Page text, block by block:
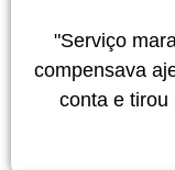
"Serviço
compensava
conta e tirou